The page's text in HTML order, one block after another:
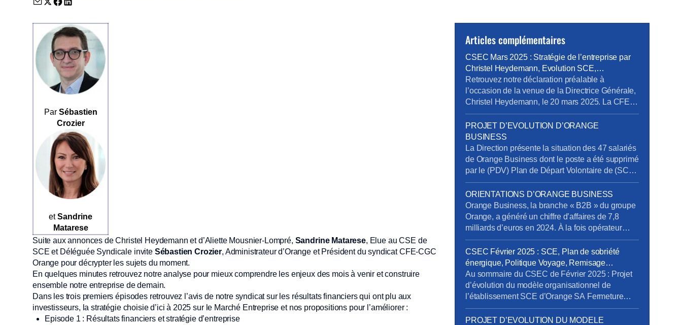
Envoyer par email (nouvelle fenêtre)
Partager sur Twitter (nouvelle fenêtre)
Partager sur Facebook (nouvelle fenêtre)
Partager sur LinkedIn (nouvelle fenêtre)
Par Sébastien
Crozier
etSandrine
Matarese
Suite aux annonces de Christel Heydemann et d’Aliette Mousnier-Lompré, Sandrine Matarese, Elue au CSE de
SCE et Déléguée Syndicale inviteSébastien Crozier, Administrateur d’Orange et Président du syndicat CFE-CGC
Orange pour décrypter les sujets du moment.
En quelques minutes retrouvez notre analyse pour mieux comprendre les enjeux des mois à venir et construire
ensemble notre entreprise de demain.
Dans les trois premiers épisodes retrouvez l’avis de notre syndicat sur les résultats financiers qui ont plu aux
investisseurs, la stratégie choisie d’ici à 2025 sur le Marché Entreprise et nos propositions pour l’améliorer :
Episode 1 : Résultats financiers et stratégie d’entreprise
Articles complémentaires
CSEC Mars 2025 : Stratégie de l’entreprise par
Christel Heydemann, Evolution SCE,
Orientations Orange Business
Retrouvez notre déclaration préalable à
l’occasion de la venue de la Directrice Générale,
Christel Heydemann, le 20 mars 2025. La CFE-
CGC Orange l’a interpellée sur plusieurs sujets
issus de l’enquête de la Commission Nationale
de Prévention et de Sécurité (CNPS) : La
situation de RPS et un suicide reconnu en
accident du travail La dégradation […]
PROJET D’EVOLUTION D’ORANGE
BUSINESS
La Direction présente la situation des 47 salariés
de Orange Business dont le poste a été supprimé
par le (PDV) Plan de Départ Volontaire de (SCE)
Services de Communication Entreprise) sans
qu’ils aient été volontaires. Rappelons en effet
que la Direction s’était engagée à retrouver des
postes pour tous les salariés impactés. Au 20
mars […]
ORIENTATIONS D’ORANGE BUSINESS
Orange Business, la branche « B2B » du groupe
Orange, a généré un chiffre d’affaires de 7,8
milliards d’euros en 2024. À la fois opérateur
télécom et intégrateur numérique, elle sert une
clientèle mondiale via trois canaux : Entreprises
France, Grands Clients France et International.
Ses services se répartissent en trois segments :
Télécom, Digital et Intégration. […]
CSEC Février 2025 : SCE, Plan de sobriété
énergique, Politique Voyage, Remisage
Véhicule, Addictions
Au sommaire du CSEC de Février 2025 : Projet
d’évolution du modèle organisationnel de
l’établissement SCE d’Orange SA Fermeture
exceptionnelle de certains sites tertiaires dans le
cadre du plan de sobriété énergétique
PROJET D’EVOLUTION DU MODELE